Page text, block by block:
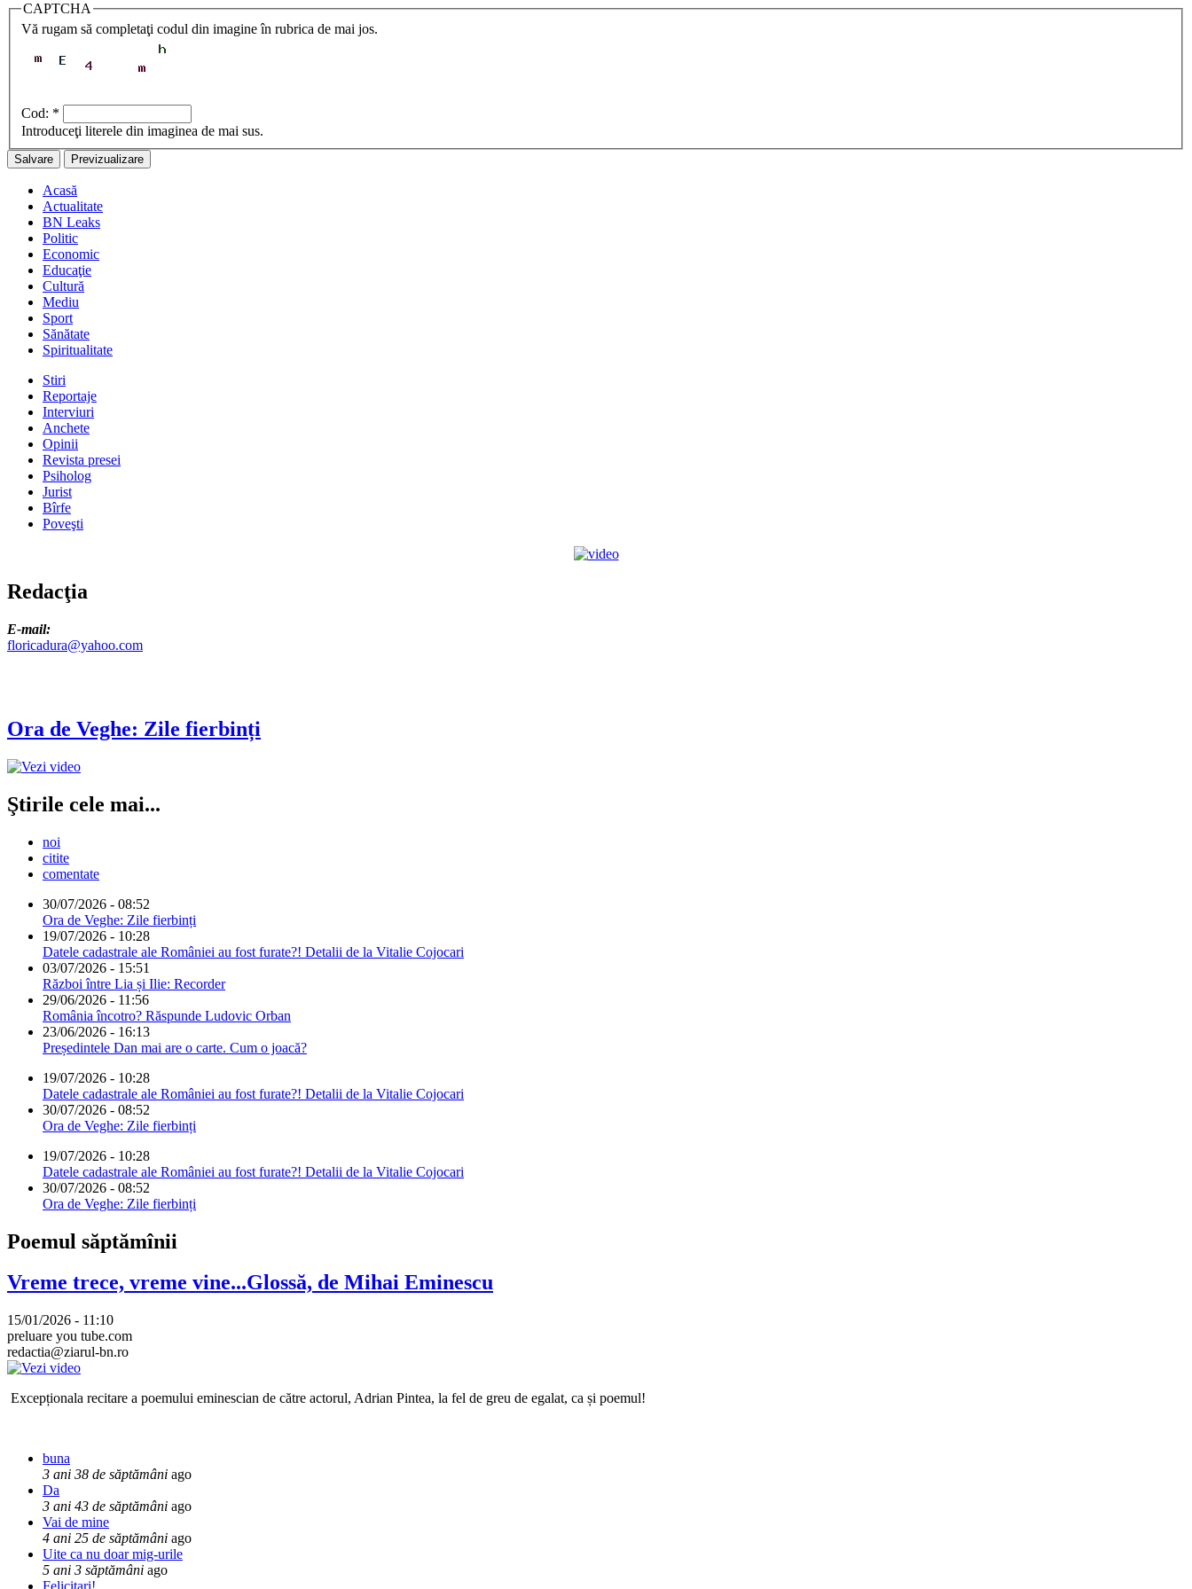
CAPTCHA
Vă rugam să completaţi codul din imagine în rubrica de mai jos.
Cod: *
Introduceţi literele din imaginea de mai sus.
Acasă
Actualitate
BN Leaks
Politic
Economic
Educaţie
Cultură
Mediu
Sport
Sănătate
Spiritualitate
Stiri
Reportaje
Interviuri
Anchete
Opinii
Revista presei
Psiholog
Jurist
Bîrfe
Poveşti
Redacţia
E-mail:
floricadura@yahoo.com
Ora de Veghe: Zile fierbinți
Ştirile cele mai...
noi
citite
comentate
30/07/2026 - 08:52
Ora de Veghe: Zile fierbinți
19/07/2026 - 10:28
Datele cadastrale ale României au fost furate?! Detalii de la Vitalie Cojocari
03/07/2026 - 15:51
Război între Lia și Ilie: Recorder
29/06/2026 - 11:56
România încotro? Răspunde Ludovic Orban
23/06/2026 - 16:13
Președintele Dan mai are o carte. Cum o joacă?
19/07/2026 - 10:28
Datele cadastrale ale României au fost furate?! Detalii de la Vitalie Cojocari
30/07/2026 - 08:52
Ora de Veghe: Zile fierbinți
19/07/2026 - 10:28
Datele cadastrale ale României au fost furate?! Detalii de la Vitalie Cojocari
30/07/2026 - 08:52
Ora de Veghe: Zile fierbinți
Poemul săptămînii
Vreme trece, vreme vine...Glossă, de Mihai Eminescu
15/01/2026 - 11:10
preluare you tube.com
redactia@ziarul-bn.ro
Excepționala recitare a poemului eminescian de către actorul, Adrian Pintea, la fel de greu de egalat, ca și poemul!
buna
3 ani 38 de săptămâni ago
Da
3 ani 43 de săptămâni ago
Vai de mine
4 ani 25 de săptămâni ago
Uite ca nu doar mig-urile
5 ani 3 săptămâni ago